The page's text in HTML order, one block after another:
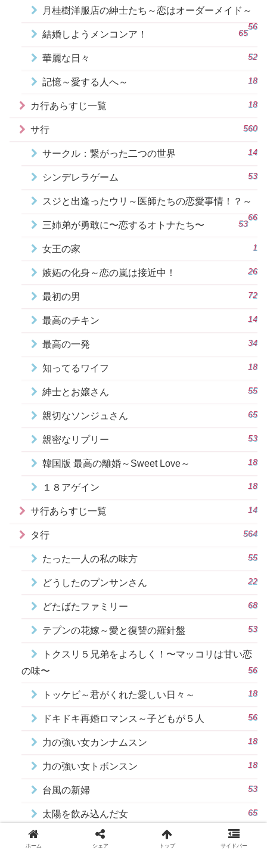
月桂樹洋服店の紳士たち～恋はオーダーメイド～
56
結婚しようメンコンア！ 65
華麗な日々 52
記憶～愛する人へ～ 18
カ行あらすじ一覧 18
サ行 560
サークル：繋がった二つの世界 14
シンデレラゲーム 53
スジと出逢ったウリ～医師たちの恋愛事情！？～
66
三姉弟が勇敢に〜恋するオトナたち〜 53
女王の家 1
嫉妬の化身～恋の嵐は接近中！ 26
最初の男 72
最高のチキン 14
最高の一発 34
知ってるワイフ 18
紳士とお嬢さん 55
親切なソンジュさん 65
親密なリプリー 53
韓国版 最高の離婚～Sweet Love～ 18
１８アゲイン 18
サ行あらすじ一覧 14
タ行 564
たった一人の私の味方 55
どうしたのプンサンさん 22
どたばたファミリー 68
テプンの花嫁～愛と復讐の羅針盤 53
トクスリ５兄弟をよろしく！〜マッコリは甘い恋
の味〜
56
トッケビ～君がくれた愛しい日々～ 18
ドキドキ再婚ロマンス～子どもが５人 56
力の強い女カンナムスン 18
力の強い女トボンスン 18
台風の新婦 53
太陽を飲み込んだ女 65
本物（チンチャ）が現れた！～まさか結婚するな
ホーム シェア トップ サイドバー